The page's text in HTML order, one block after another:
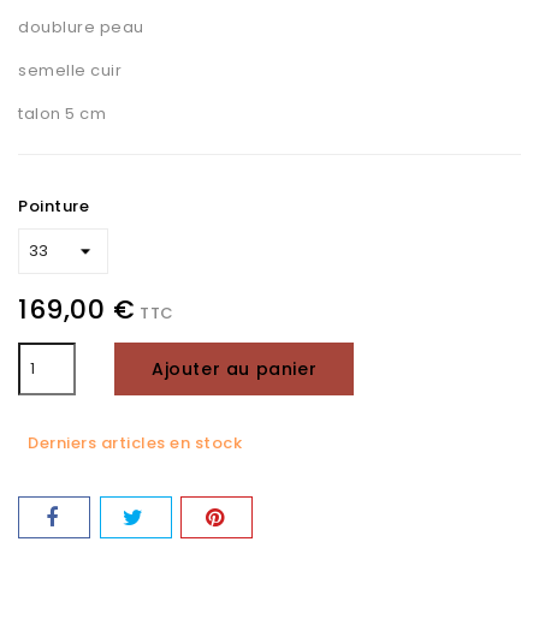
doublure peau
semelle cuir
talon 5 cm
Pointure
169,00 € TTC
Ajouter au panier
Derniers articles en stock